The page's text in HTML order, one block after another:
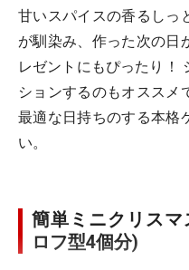
甘いスパイスの香るしっ
が馴染み、作った次の日
レゼントにもぴったり！
ションするのもオススメ
最適な日持ちのする本格
い。
簡単ミニクリス
ロフ型4個分)